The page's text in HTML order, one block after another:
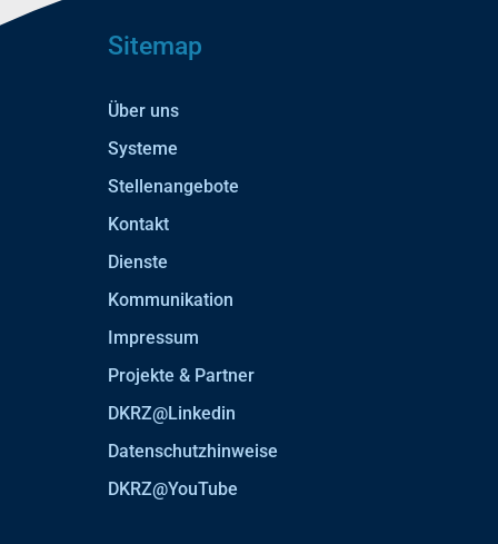
Sitemap
Über uns
Systeme
Stellenangebote
Kontakt
Dienste
Kommunikation
Impressum
Projekte & Partner
DKRZ@Linkedin
Datenschutzhinweise
DKRZ@YouTube